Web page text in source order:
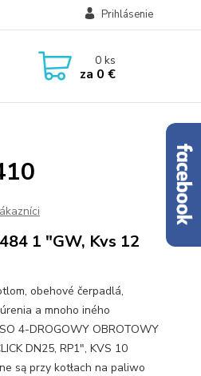
Prihlásenie
0ks
za 0 €
1 "GW, Kvs 12
obehové čerpadlá,
a mnoho iného
4-DROGOWY OBROTOWY
DN25, RP1", KVS 10
są przy kotłach na paliwo